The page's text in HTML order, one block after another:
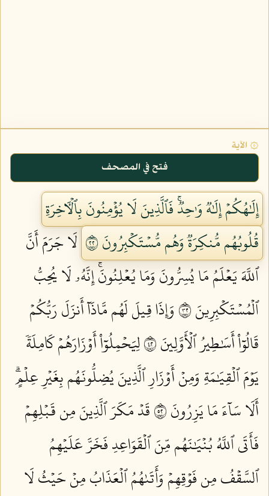
۞ الآية
فتح في المصحف
إِلَٰهُكُمۡ إِلَٰهٞ وَٰحِدٞۚ فَٱلَّذِينَ لَا يُؤۡمِنُونَ بِٱلۡأٓخِرَةِ
قُلُوبُهُم مُّنكِرَةٞ وَهُم مُّسۡتَكۡبِرُونَ ٢٢
لَا جَرَمَ أَنَّ
ٱللَّهَ يَعۡلَمُ مَا يُسِرُّونَ وَمَا يُعۡلِنُونَۚ إِنَّهُۥ لَا يُحِبُّ
ٱلۡمُسۡتَكۡبِرِينَ ٢٣
وَإِذَا قِيلَ لَهُم مَّاذَآ أَنزَلَ رَبُّكُمۡ
قَالُوٓاْ أَسَٰطِيرُ ٱلۡأَوَّلِينَ ٢٤
لِيَحۡمِلُوٓاْ أَوۡزَارَهُمۡ كَامِلَةٗ
يَوۡمَ ٱلۡقِيَٰمَةِ وَمِنۡ أَوۡزَارِ ٱلَّذِينَ يُضِلُّونَهُم بِغَيۡرِ عِلۡمٍۗ
أَلَا سَآءَ مَا يَزِرُونَ ٢٥
قَدۡ مَكَرَ ٱلَّذِينَ مِن قَبۡلِهِمۡ
فَأَتَى ٱللَّهُ بُنۡيَٰنَهُم مِّنَ ٱلۡقَوَاعِدِ فَخَرَّ عَلَيۡهِمُ
ٱلسَّقۡفُ مِن فَوۡقِهِمۡ وَأَتَىٰهُمُ ٱلۡعَذَابُ مِنۡ حَيۡثُ لَا